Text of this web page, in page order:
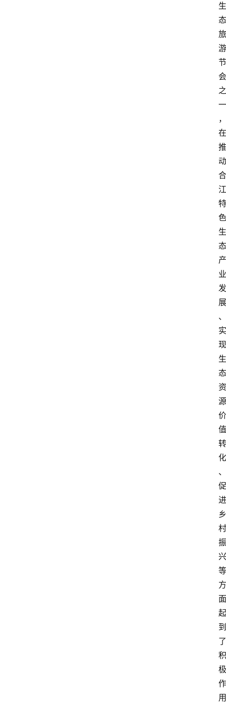
生
态
旅
游
节
会
之
一
，
在
推
动
合
江
特
色
生
态
产
业
发
展
、
实
现
生
态
资
源
价
值
转
化
、
促
进
乡
村
振
兴
等
方
面
起
到
了
积
极
作
用